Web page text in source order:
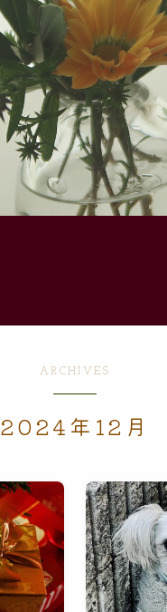
ARCHIVES
2024年12月